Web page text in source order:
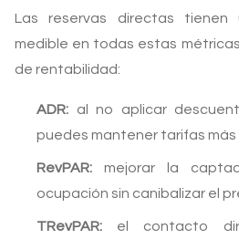
Las reservas directas
medible en todas estas
de rentabilidad:
ADR: al no aplicar
puedes mantener tarifas más
RevPAR: mejorar la
ocupación sin canibalizar el
TRevPAR: el contacto